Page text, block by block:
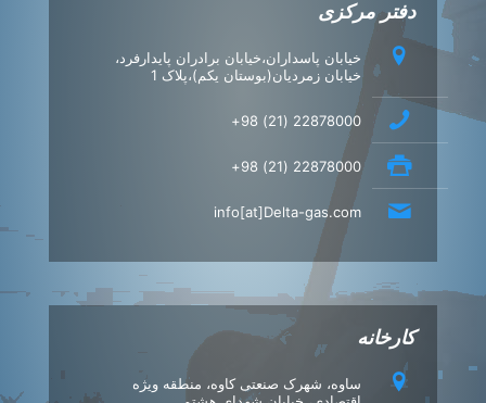
دفتر مرکزی
خیابان پاسداران،خیابان برادران پایدارفرد،
خیابان زمردیان(بوستان یکم)،پلاک 1
22878000 (21) 98+
22878000 (21) 98+
info[at]Delta-gas.com
کارخانه
ساوه، شهرک صنعتی کاوه، منطقه ویژه